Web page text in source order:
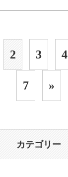
2 3 4
7 »
カテゴリー